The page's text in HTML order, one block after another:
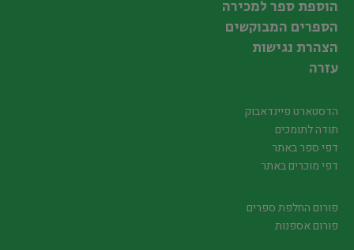
הוספת ספר למכירה
הספרים המבוקשים
הצהרת נגישות
עזרה
הדסטארט פיינדאבוק
תודה לתומכים
דפי ספר באתר
דפי מוכרים באתר
פורום החלפת ספרים
פורום אספנות